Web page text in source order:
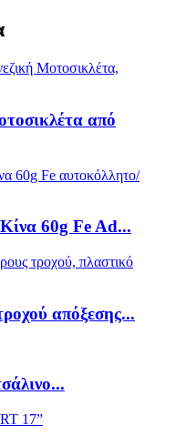
από
60g Fe Ad...
απόξεσης...